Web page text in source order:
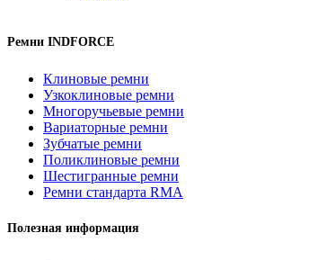
Ремни INDFORCE
Клиновые ремни
Узкоклиновые ремни
Многоручьевые ремни
Вариаторные ремни
Зубчатые ремни
Поликлиновые ремни
Шестигранные ремни
Ремни стандарта RMA
Полезная информация